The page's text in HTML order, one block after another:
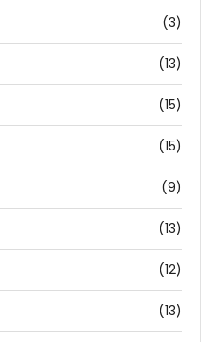
(3)
(13)
(15)
(15)
(9)
(13)
(12)
(13)